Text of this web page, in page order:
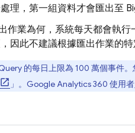
理，第一組資料才會匯出至
作業為何，系統每天都會執
因此不建議根據匯出作業的
的每日上限為 100 萬個事件。
」。 Google Analytics 360 使用